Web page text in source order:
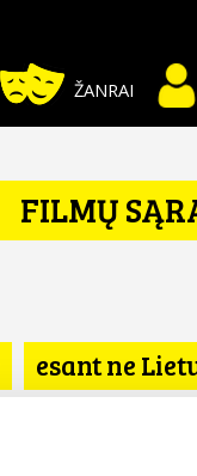
ŽANRAI
FILMŲ
esant ne